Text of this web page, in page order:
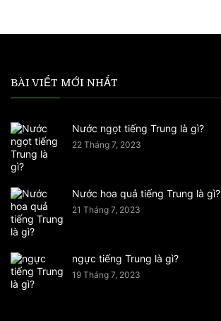
BÀI VIẾT MỚI NHẤT
Nước ngọt tiếng Trung là gì?
22 Tháng 7, 2023
Nước hoa quả tiếng Trung là gì?
21 Tháng 7, 2023
ngực tiếng Trung là gì?
19 Tháng 7, 2023